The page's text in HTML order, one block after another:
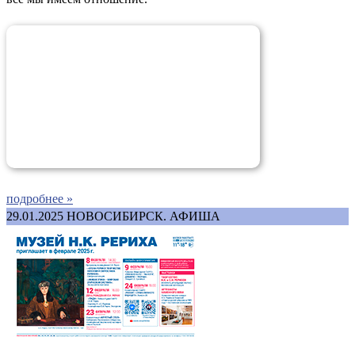
подробнее »
29.01.2025 НОВОСИБИРСК. АФИША